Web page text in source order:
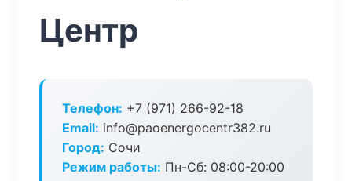
Центр
Телефон: +7 (971) 266-92-18
Email: info@paoenergocentr382.ru
Город: Сочи
Режим работы: Пн-Сб: 08:00-20:00